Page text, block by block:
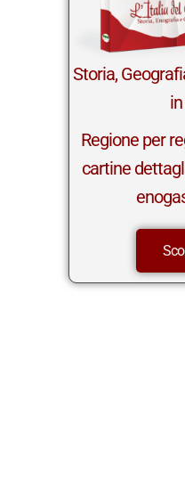
Storia,
Regione per
cartine